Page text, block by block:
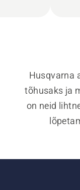
Husqvarna
tõhusaks ja
on neid